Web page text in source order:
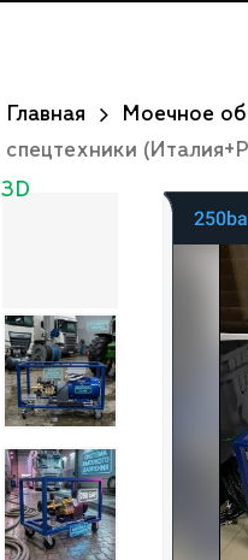
Главная Моечное
спецтехники
3D